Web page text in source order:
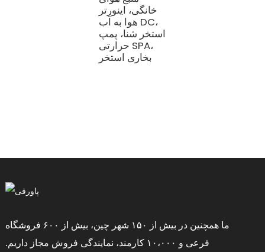
خانگی، اینورتر
هوا به آب DC،
استخر شنا، پمپ
حرارتی SPA،
بخاری استخر
ما همچنین در بیش از ۱۵۰ شهر چین، بیش از ۶۰۰ فروشگاه
فرعی و ۱۰،۰۰۰ کارمند، نمایندگی فروش مجاز داریم.